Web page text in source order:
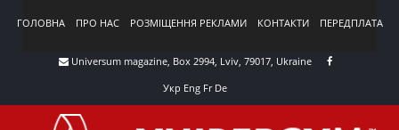
ГОЛОВНА ПРО НАС РОЗМІЩЕННЯ РЕКЛАМИ КОНТАКТИ ПЕРЕДПЛАТА
Universum magazine, Box 2994, Lviv, 79017, Ukraine
Укр Eng Fr De